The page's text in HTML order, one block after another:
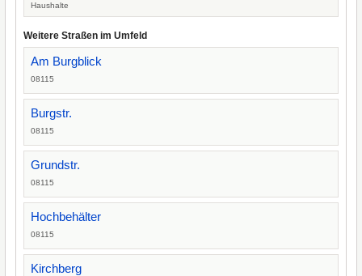
Haushalte
Weitere Straßen im Umfeld
Am Burgblick
08115
Burgstr.
08115
Grundstr.
08115
Hochbehälter
08115
Kirchberg